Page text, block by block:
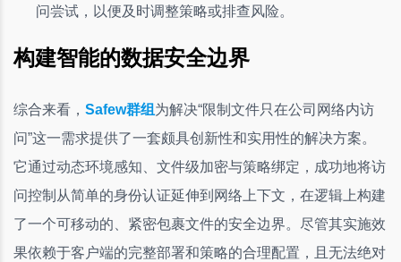
问尝试，以便及时调整策略或排查风险。
构建智能的数据安全边界
综合来看， Safew群组 为解决“限制文件只在公司网络内访
问”这一需求提供了一套颇具创新性和实用性的解决方案。
它通过动态环境感知、文件级加密与策略绑定，成功地将访
问控制从简单的身份认证延伸到网络上下文，在逻辑上构建
了一个可移动的、紧密包裹文件的安全边界。尽管其实施效
果依赖于客户端的完整部署和策略的合理配置，且无法绝对